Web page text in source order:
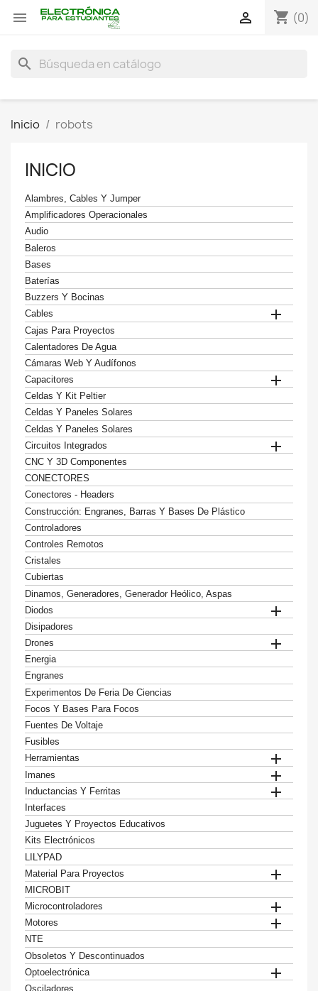
 shopping_cart (0)

search
Inicio robots
INICIO
Alambres, Cables Y Jumper
Amplificadores Operacionales
Audio
Baleros
Bases
Baterías
Buzzers Y Bocinas
Cables

Cajas Para Proyectos
Calentadores De Agua
Cámaras Web Y Audífonos
Capacitores

Celdas Y Kit Peltier
Celdas Y Paneles Solares
Celdas Y Paneles Solares
Circuitos Integrados

CNC Y 3D Componentes
CONECTORES
Conectores - Headers
Construcción: Engranes, Barras Y Bases De Plástico
Controladores
Controles Remotos
Cristales
Cubiertas
Dinamos, Generadores, Generador Heólico, Aspas
Diodos

Disipadores
Drones

Energia
Engranes
Experimentos De Feria De Ciencias
Focos Y Bases Para Focos
Fuentes De Voltaje
Fusibles
Herramientas

Imanes 
Inductancias Y Ferritas 
Interfaces
Juguetes Y Proyectos Educativos
Kits Electrónicos
LILYPAD
Material Para Proyectos

MICROBIT
Microcontroladores

Motores 
NTE
Obsoletos Y Descontinuados
Optoelectrónica

Osciladores